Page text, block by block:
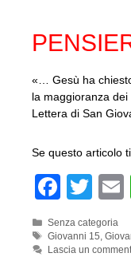
o
«… Gesù ha
la maggioranza
Lettera di San
Se questo articolo
F
c
T
wi
tt
Categorie
Senza categoria
Tag
Giovanni 15,
Lascia un